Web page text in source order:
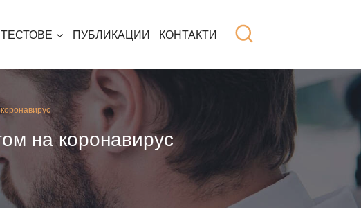
ТЕСТОВЕ ПУБЛИКАЦИИ КОНТАКТИ
на коронавирус